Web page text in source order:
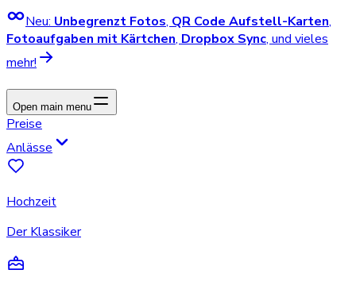
Neu: Unbegrenzt Fotos, QR Code Aufstell-Karten,
Fotoaufgaben mit Kärtchen, Dropbox Sync, und vieles
mehr!
Open main menu
Preise
Anlässe
Hochzeit
Der Klassiker